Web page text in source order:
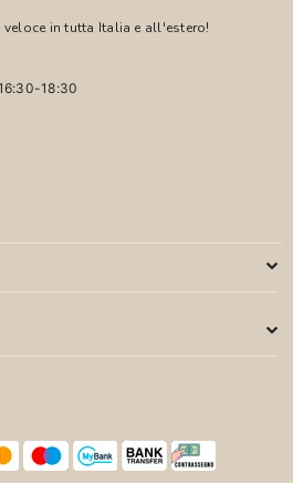
in tutta Italia e all'estero!
18:30